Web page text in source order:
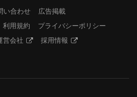
い合わせ
広告掲載
利用規約
プライバシーポリシー
営会社 採用情報